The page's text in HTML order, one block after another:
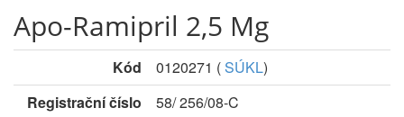
Apo-Ramipril 2,5 Mg
Kód 0120271 (SÚKL)
Registrační číslo
58/ 256/08-C